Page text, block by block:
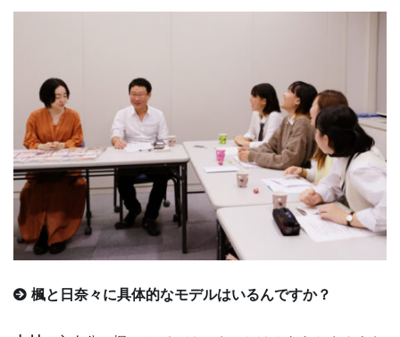
楓と日奈々に具体的なモデルはいるんですか？